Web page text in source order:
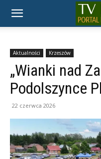
TELEWIZJA
NISKO
Aktualności Krzeszów
„Wianki nad
Podolszynce
22 czerwca 2026